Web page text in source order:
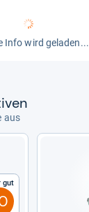
Info wird geladen...
aus
gut